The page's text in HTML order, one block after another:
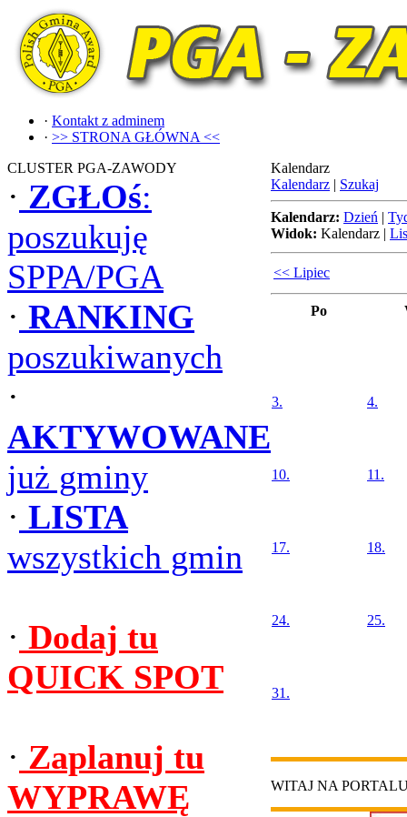
· Kontakt z adminem
· >> STRONA GŁÓWNA <<
CLUSTER PGA-ZAWODY
· ZGŁOś:
poszukuję
SPPA/PGA
· RANKING
poszukiwanych
·
AKTYWOWANE
już gminy
· LISTA
wszystkich gmin
· Dodaj tu
QUICK SPOT
· Zaplanuj tu
WYPRAWĘ
Kalendarz
Kalendarz | Szukaj
Kalendarz: Dzień |
Widok: Kalendarz |
<< Lipiec
Po
3. 4.
10. 11.
17. 18.
24. 25.
31.
WITAJ NA